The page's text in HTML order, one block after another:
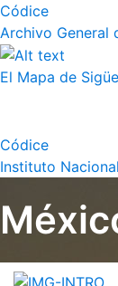
Códice
Archivo General
El Mapa de
Códice
Instituto